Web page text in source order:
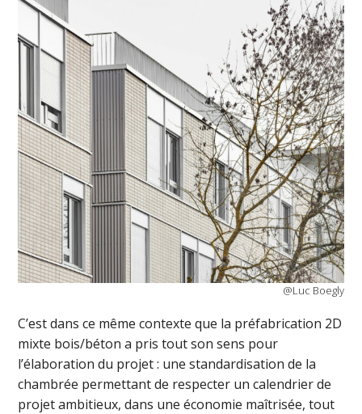
@Luc Boegly
C’est dans ce même contexte que la préfabrication 2D
mixte bois/béton a pris tout son sens pour
l’élaboration du projet : une standardisation de la
chambrée permettant de respecter un calendrier de
projet ambitieux, dans une économie maîtrisée, tout